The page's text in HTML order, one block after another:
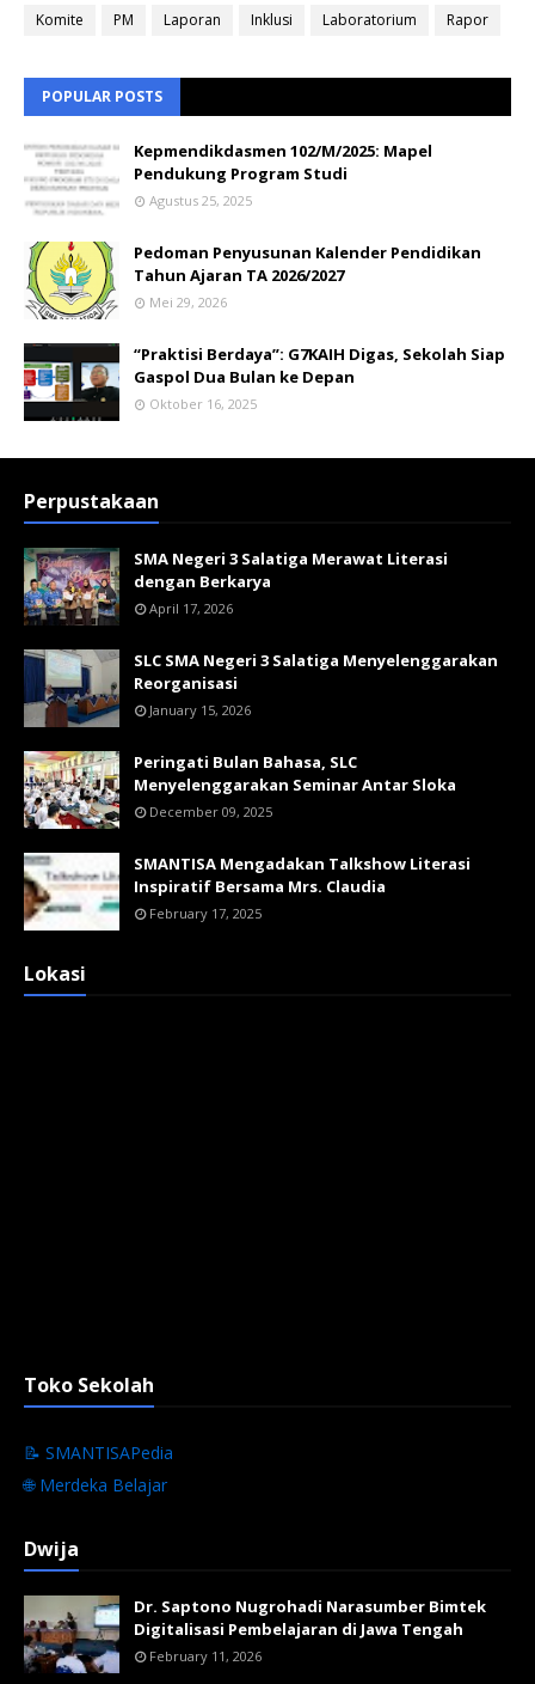
Komite
PM Laporan Inklusi Laboratorium Rapor
POPULAR POSTS
Kepmendikdasmen 102/M/2025: Mapel
Pendukung Program Studi
Agustus 25, 2025
Pedoman Penyusunan Kalender Pendidikan
Tahun Ajaran TA 2026/2027
Mei 29, 2026
“Praktisi Berdaya”: G7KAIH Digas, Sekolah Siap
Gaspol Dua Bulan ke Depan
Oktober 16, 2025
Perpustakaan
SMA Negeri 3 Salatiga Merawat Literasi
dengan Berkarya
April 17, 2026
SLC SMA Negeri 3 Salatiga Menyelenggarakan
Reorganisasi
January 15, 2026
Peringati Bulan Bahasa, SLC
Menyelenggarakan Seminar Antar Sloka
December 09, 2025
SMANTISA Mengadakan Talkshow Literasi
Inspiratif Bersama Mrs. Claudia
February 17, 2025
Lokasi
Toko Sekolah
📝 SMANTISAPedia
🌐 Merdeka Belajar
Dwija
Dr. Saptono Nugrohadi Narasumber Bimtek
Digitalisasi Pembelajaran di Jawa Tengah
February 11, 2026